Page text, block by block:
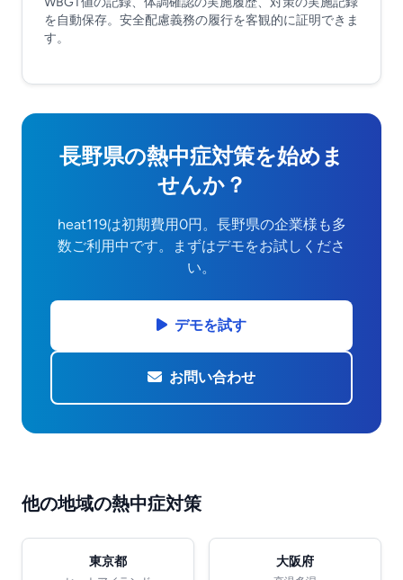
を自動保存。安全配慮義務の履行を客観的に証明できま
す。
長野県の熱中症対策を始めま
せんか？
heat119は初期費用0円。長野県の企業様も多
数ご利用中です。まずはデモをお試しくださ
い。
デモを試す
お問い合わせ
他の地域の熱中症対策
東京都 大阪府